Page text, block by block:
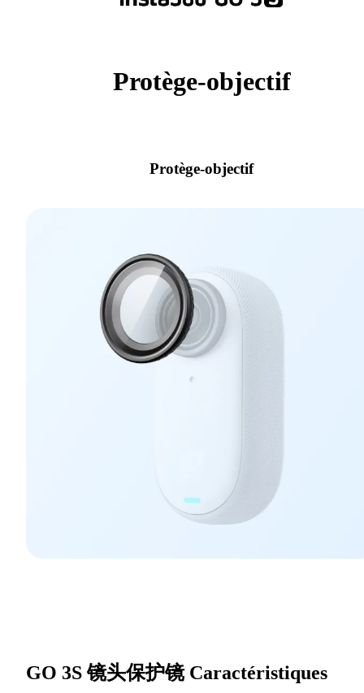
Protège-objectif
Protège-objectif
GO 3S 镜头保护镜 Caractéristiques